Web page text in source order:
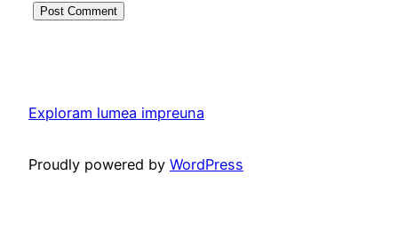
Exploram lumea impreuna
Proudly powered by WordPress